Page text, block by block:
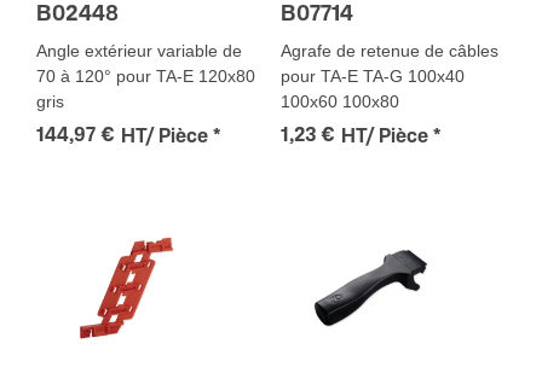
B02448
Angle extérieur variable de
70 à 120° pour TA-E 120x80
gris
144,97 € HT/ Pièce *
B07714
Agrafe de retenue de câbles
pour TA-E TA-G 100x40
100x60 100x80
1,23 € HT/ Pièce *